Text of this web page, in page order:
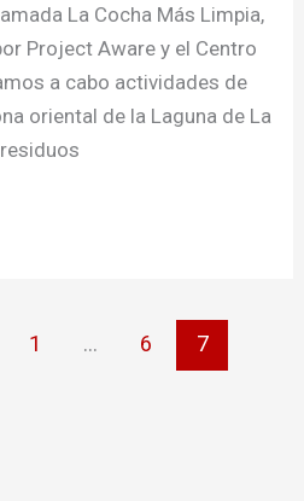
La Cocha Más Limpia,
Project Aware y el Centro
a cabo actividades de
oriental de la Laguna de La
1 … 6 7